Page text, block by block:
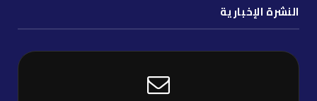
النشرة الإخبارية